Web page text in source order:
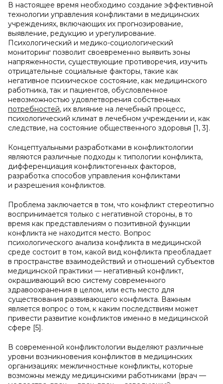
В настоящее время необходимо создание эффективной
технологии управления конфликтами в медицинских
учреждениях, включающих их прогнозирование,
выявление, редукцию и урегулирование.
Психологический и медико-социологический
мониторинг позволит своевременно выявить зоны
напряженности, существующие противоречия, изучить
отрицательные социальные факторы, такие как
негативное психическое состояние, как медицинского
работника, так и пациентов, обусловленное
невозможностью удовлетворения собственных
потребностей, их влияние на лечебный процесс,
психологический климат в лечебном учреждении и, как
следствие, на состояние общественного здоровья [1, 3].
Концептуальными разработками в конфликтологии
являются различные подходы к типологии конфликта,
дифференциация конфликтогенных факторов,
разработка способов управления конфликтами
и разрешения конфликтов.
Проблема заключается в том, что конфликт стереотипно
воспринимается только с негативной стороны, в то
время как представлениям о позитивной функции
конфликта не находится место. Вопрос
психологического анализа конфликта в медицинской
среде состоит в том, какой вид конфликта преобладает
в пространстве взаимодействий и отношений субъектов
медицинской практики — негативный конфликт,
окрашивающий всю систему современного
здравоохранения в целом, или есть место для
существования развивающего конфликта. Важным
является вопрос о том, к каким последствиям может
привести развитие конфликтов именно в медицинской
сфере [5].
В современной конфликтологии выделяют различные
уровни возникновения конфликтов в медицинских
организациях: межличностные конфликты, которые
возможны между медицинскими работниками (врач —